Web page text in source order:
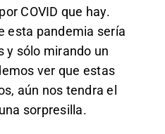
COVID que hay.
esta pandemia sería
y sólo mirando un
ver que estas
aún nos tendra el
sorpresilla.